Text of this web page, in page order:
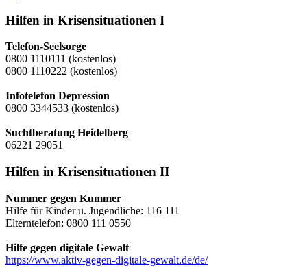
Hilfen in Krisensituationen I
Telefon-Seelsorge
0800 1110111 (kostenlos)
0800 1110222 (kostenlos)
Infotelefon Depression
0800 3344533 (kostenlos)
Suchtberatung Heidelberg
06221 29051
Hilfen in Krisensituationen II
Nummer gegen Kummer
Hilfe für Kinder u. Jugendliche: 116 111
Elterntelefon: 0800 111 0550
Hilfe gegen digitale Gewalt
https://www.aktiv-gegen-digitale-gewalt.de/de/